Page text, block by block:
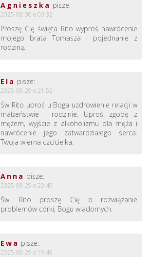
Agnieszka pisze:
2025-08-30 o 00:32
Proszę Cię święta Rito wyproś nawrócenie
mojego brata Tomasza i pojednanie z
rodziną.
Ela pisze:
2025-08-29 o 21:52
Św Rito uproś u Boga uzdrowienie relacji w
małżeństwie i rodzinie. Uproś zgodę z
mężem, wyjście z alkoholizmu dla męża i
nawrócenie jego zatwardziałego serca.
Twoja wierna czcicielka.
Anna pisze:
2025-08-29 o 20:49
Św. Rito proszę Cię o rozwiązanie
problemów córki, Bogu wiadomych.
Ewa pisze:
2025-08-29 o 19:49